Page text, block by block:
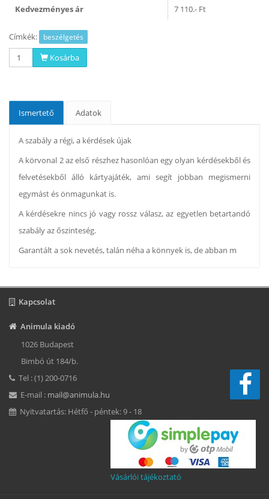
Kedvezményes ár 7 110.- Ft
Címkék: beszélgetés
Kosárba
Ismertető Adatok
A szabály a régi, a kérdések újak
A körvonal 2 az első részhez hasonlóan egy olyan kérdésekből és
felvetésekből álló kártyajáték, ami segít jobban megismerni
egymást és önmagunkat is.
A kérdésekre nincs jó vagy rossz válasz, az egyetlen betartandó
szabály az őszinteség.
Garantált a sok nevetés, talán néha a könnyek is, de abban m
Kapcsolat
Animula kiadó
1026 Budapest
Bimbó út 184/b.
Tel : (1) 200-0716
E-mail : mail@animula.hu
Nyitvatartás: Hétfő - péntek: 9 - 18
Vásárlói tájékoztató